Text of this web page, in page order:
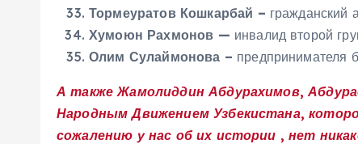
Тормеуратов Кошкарбай – гражданский
Хумоюн Рахмонов — инвалид второй
Олим Сулаймонова – предпринимателя
А также Жамолиддин Абдурахимов,
Народным Движением Узбекистана,
сожалению у нас об их истории , нет